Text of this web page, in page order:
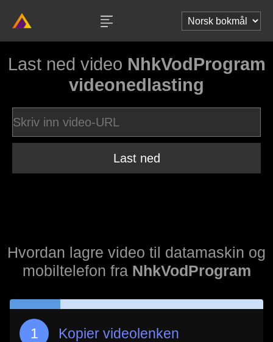
Last ned video NhkVodProgram
videonedlasting
Last ned
Hvordan lagre video til datamaskin og
mobiltelefon fra NhkVodProgram
Kopier videolenken